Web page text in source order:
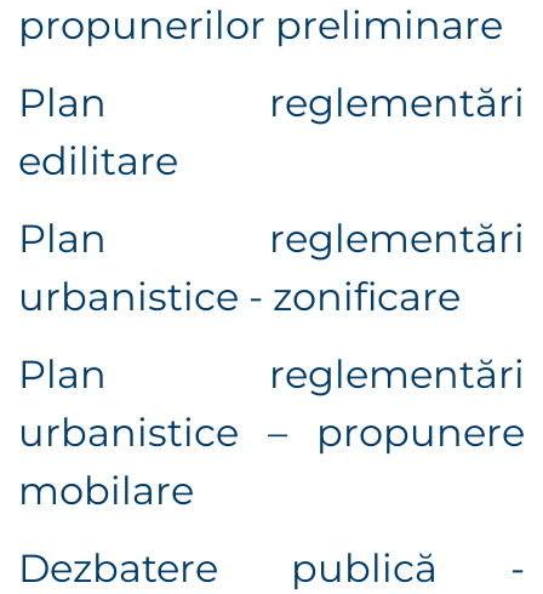
propunerilor preliminare
Plan reglementări
edilitare
Plan reglementări
urbanistice - zonificare
Plan reglementări
urbanistice – propunere
mobilare
Dezbatere publică -